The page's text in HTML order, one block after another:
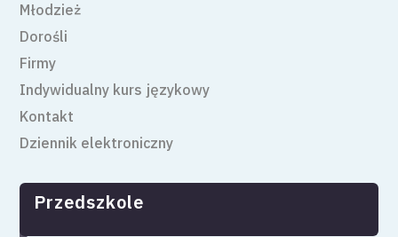
Młodzież
Dorośli
Firmy
Indywidualny kurs językowy
Kontakt
Dziennik elektroniczny
Przedszkole